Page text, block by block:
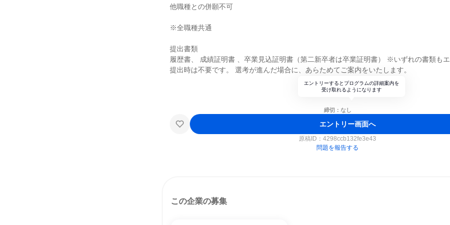
他職種との併願不可
※全職種共通
提出書類
履歴書、 成績証明書 、卒業見込証明書（第二新卒者は卒業証明書） ※いずれの書類も
提出時は不要です。 選考が進んだ場合に、あらためてご案内をいたします。
エントリーするとプログラムの詳細案内を
受け取れるようになります
締切：なし
エントリー画面へ
原稿ID： 4298ccb132fe3e43
問題を報告する
この企業の募集